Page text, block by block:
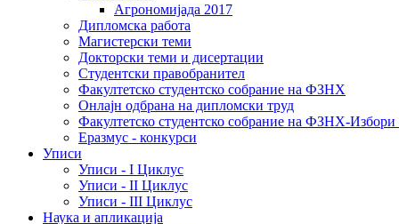
Агрономијада 2017
Дипломска работа
Магистерски теми
Докторски теми и дисертации
Студентски правобранител
Факултетско студентско собрание на ФЗНХ
Онлајн одбрана на дипломски труд
Факултетско студентско собрание на ФЗНХ-
Еразмус - конкурси
Уписи
Уписи - I Циклус
Уписи - II Циклус
Уписи - III Циклус
Наука и апликација